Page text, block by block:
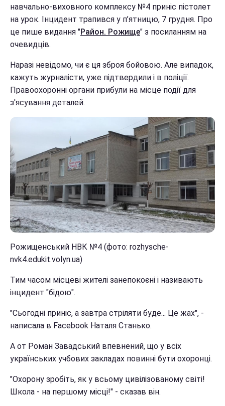
навчально-виховного комплексу №4 приніс пістолет
на урок. Інцидент трапився у п’ятницю, 7 грудня. Про
це пише видання "Район. Рожище" з посиланням на
очевидців.
Наразі невідомо, чи є ця зброя бойовою. Але випадок,
кажуть журналісти, уже підтвердили і в поліції.
Правоохоронні органи прибули на місце події для
з'ясування деталей.
Рожищенський НВК №4 (фото: rozhysche-
nvk4.edukit.volyn.ua)
Тим часом місцеві жителі занепокоєні і називають
інцидент "бідою".
"Сьогодні приніс, а завтра стріляти буде... Це жах", -
написала в Facebook Наталя Станько.
А от Роман Завадський впевнений, що у всіх
українських учбових закладах повинні бути охоронці.
"Охорону зробіть, як у всьому цивілізованому світі!
Школа - на першому місці!" - сказав він.